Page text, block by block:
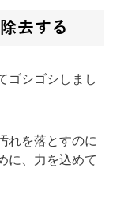
去する
ゴシゴシしまし
れを落とすのに
に、力を込めて